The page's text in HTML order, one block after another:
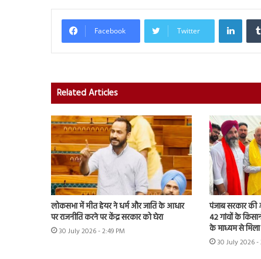
Facebook Twitter
Related Articles
लोकसभा में मीत हेयर ने धर्म और जाति के आधार
पर राजनीति करने पर केंद्र सरकार को घेरा
30 July 2026 - 2:49 PM
पंजाब सरकार की
42 गांवों के
के माध्यम से मिला
30 July 2026 -